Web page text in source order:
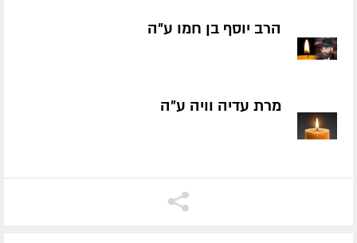
הרב יוסף בן חמו ע״ה
מרת עדיה וויה ע״ה